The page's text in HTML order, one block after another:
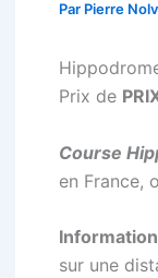
Par Pierre
Prix de
Course
en France,
sur une